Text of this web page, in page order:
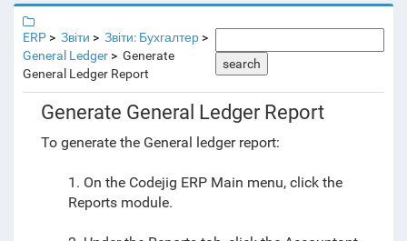
ERP Звіти
Звіти: Бухгалтер
General Ledger
Generate
General Ledger Report
search
Generate General Ledger Report
To generate the General ledger report:
1. On the Codejig ERP Main menu, click the
Reports module.